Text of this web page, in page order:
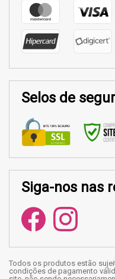
Selos de
Siga-nos nas
Todos os produtos estão
condições de pagamento